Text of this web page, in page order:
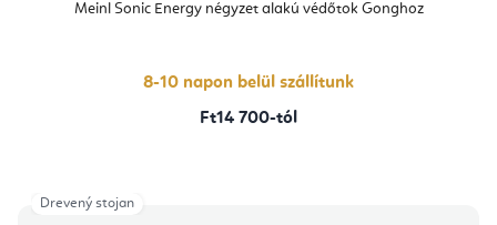
Meinl Sonic Energy négyzet alakú védőtok Gonghoz
8-10 napon belül szállítunk
Ft14 700-tól
Drevený stojan